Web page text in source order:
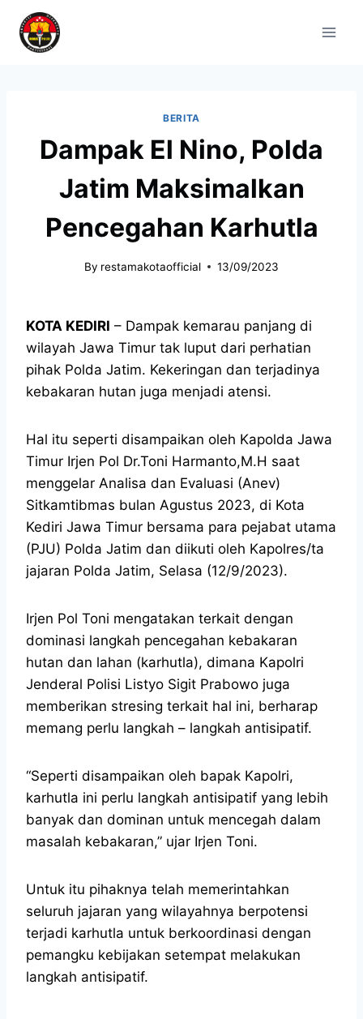
BERITA
Dampak El Nino, Polda
Jatim Maksimalkan
Pencegahan Karhutla
By restamakotaofficial 13/09/2023
KOTA KEDIRI – Dampak kemarau panjang di
wilayah Jawa Timur tak luput dari perhatian
pihak Polda Jatim. Kekeringan dan terjadinya
kebakaran hutan juga menjadi atensi.
Hal itu seperti disampaikan oleh Kapolda Jawa
Timur Irjen Pol Dr.Toni Harmanto,M.H saat
menggelar Analisa dan Evaluasi (Anev)
Sitkamtibmas bulan Agustus 2023, di Kota
Kediri Jawa Timur bersama para pejabat utama
(PJU) Polda Jatim dan diikuti oleh Kapolres/ta
jajaran Polda Jatim, Selasa (12/9/2023).
Irjen Pol Toni mengatakan terkait dengan
dominasi langkah pencegahan kebakaran
hutan dan lahan (karhutla), dimana Kapolri
Jenderal Polisi Listyo Sigit Prabowo juga
memberikan stresing terkait hal ini, berharap
memang perlu langkah – langkah antisipatif.
“Seperti disampaikan oleh bapak Kapolri,
karhutla ini perlu langkah antisipatif yang lebih
banyak dan dominan untuk mencegah dalam
masalah kebakaran,” ujar Irjen Toni.
Untuk itu pihaknya telah memerintahkan
seluruh jajaran yang wilayahnya berpotensi
terjadi karhutla untuk berkoordinasi dengan
pemangku kebijakan setempat melakukan
langkah antisipatif.